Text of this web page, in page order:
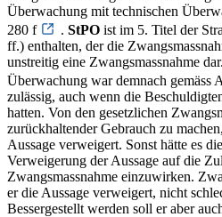
Überwachung mit technischen
280 f
. StPO ist im 5. Titel der
ff.) enthalten, der die
unstreitig eine Zwangsmassnahme
Überwachung war demnach gemäss
zulässig, auch wenn die
hatten. Von den gesetzlichen
zurückhaltender Gebrauch zu
Aussage verweigert. Sonst hätte es
Verweigerung der Aussage auf die
Zwangsmassnahme einzuwirken.
er die Aussage verweigert, nicht
Bessergestellt werden soll er aber